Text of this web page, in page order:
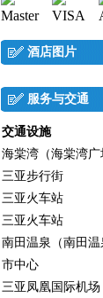
酒店图片
服务与交通
交通设施
海棠湾（海棠湾广
三亚步行街
三亚火车站
三亚火车站
南田温泉（南田温
市中心
三亚凤凰国际机场